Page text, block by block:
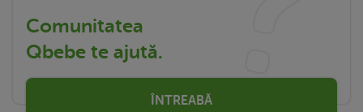
Comunitatea
Qbebe te ajută.
ÎNTREABĂ